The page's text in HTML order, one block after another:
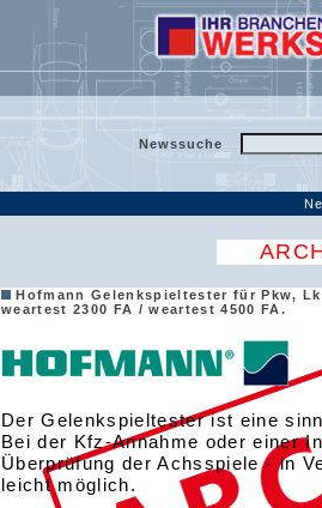
Newssuche
Hofmann Gelenkspieltester für Pkw,
weartest 2300 FA / weartest 4500 FA.
Der Gelenkspieltester ist eine
Bei der Kfz-Annahme oder einer
Überprüfung der Achsspiele - in
leicht möglich.